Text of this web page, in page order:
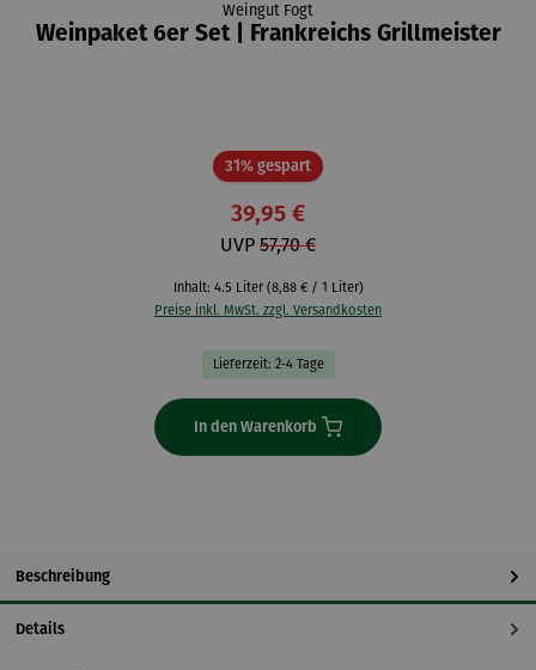
Weingut Fogt
Weinpaket 6er Set | Frankreichs Grillmeister
31% gespartRabatt
39,95 €
UVP 57,70 €
Inhalt: 4.5 Liter (8,88 € / 1 Liter)
Preise inkl. MwSt. zzgl. Versandkosten
Lieferzeit: 2-4 Tage
In den Warenkorb
Beschreibung
Details